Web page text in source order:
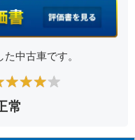
中古車です。
★★★★
常